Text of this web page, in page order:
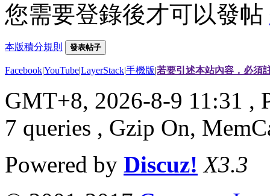
您需要登錄後才可以發帖
本版積分規則 發表帖子
Facebook|YouTube|LayerStack|手機版|若要引述本站內容，必須
GMT+8, 2026-8-9 11:31 ,
7 queries , Gzip On,
Powered by Discuz! X3.3